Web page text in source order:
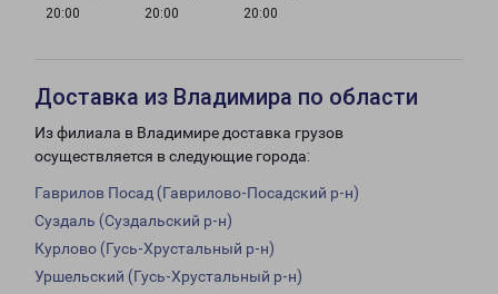
20:00
20:00
20:00
Доставка из Владимира по области
Из филиала в Владимире доставка грузов
осуществляется в следующие города:
Гаврилов Посад (Гаврилово-Посадский р-н)
Суздаль (Суздальский р-н)
Курлово (Гусь-Хрустальный р-н)
Уршельский (Гусь-Хрустальный р-н)